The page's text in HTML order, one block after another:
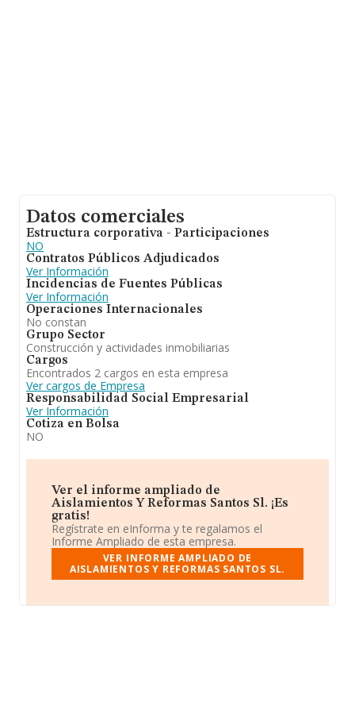
Datos comerciales
Estructura corporativa - Participaciones
NO
Contratos Públicos Adjudicados
Ver Información
Incidencias de Fuentes Públicas
Ver Información
Operaciones Internacionales
No constan
Grupo Sector
Construcción y actividades inmobiliarias
Cargos
Encontrados 2 cargos en esta empresa
Ver cargos de Empresa
Responsabilidad Social Empresarial
Ver Información
Cotiza en Bolsa
NO
Ver el informe ampliado de
Aislamientos Y Reformas Santos Sl. ¡Es
gratis!
Regístrate en eInforma y te regalamos el
Informe Ampliado de esta empresa.
VER INFORME AMPLIADO DE
AISLAMIENTOS Y REFORMAS SANTOS SL.